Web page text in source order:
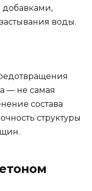
добавками,
воды.
— не самая
состава
структуры